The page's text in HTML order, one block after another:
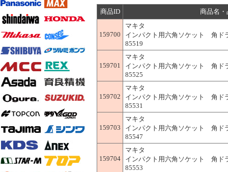
商品ID 商品名・
159700
マキタ
インパクト用六角ソケット 角ド
85519
159701
マキタ
インパクト用六角ソケット 角ド
85525
159702
マキタ
インパクト用六角ソケット 角ド
85531
159703
マキタ
インパクト用六角ソケット 角ド
85547
159704
マキタ
インパクト用六角ソケット 角ド
85553